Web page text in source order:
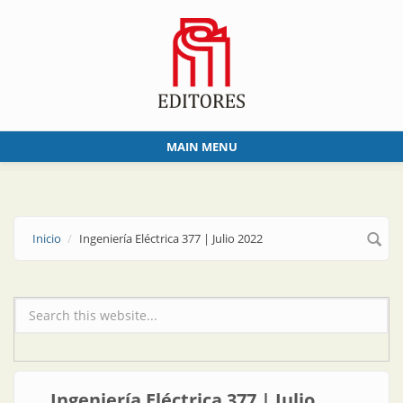
MAIN MENU
Inicio Ingeniería Eléctrica 377 | Julio 2022
Formulario de búsqueda